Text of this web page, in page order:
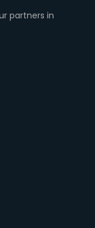
partners in